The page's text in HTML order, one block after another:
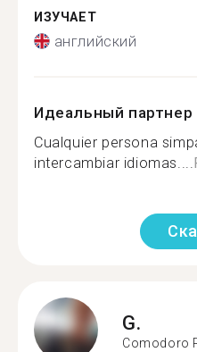
ИЗУЧАЕТ
английский
Идеальный партнер
Cualquier persona
intercambiar idiomas....
G.
Comodoro